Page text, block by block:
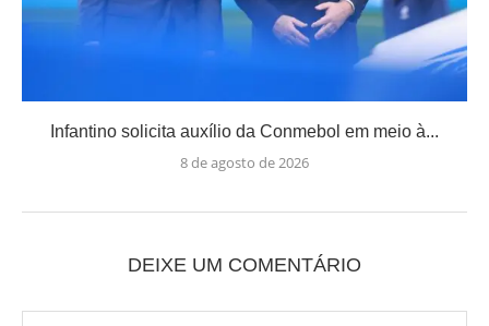
Infantino solicita auxílio da Conmebol em meio à...
8 de agosto de 2026
DEIXE UM COMENTÁRIO